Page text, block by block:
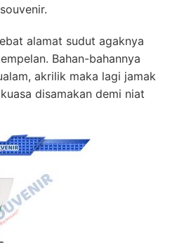
alamat sudut agaknya
Bahan-bahannya
akrilik maka lagi jamak
disamakan demi niat